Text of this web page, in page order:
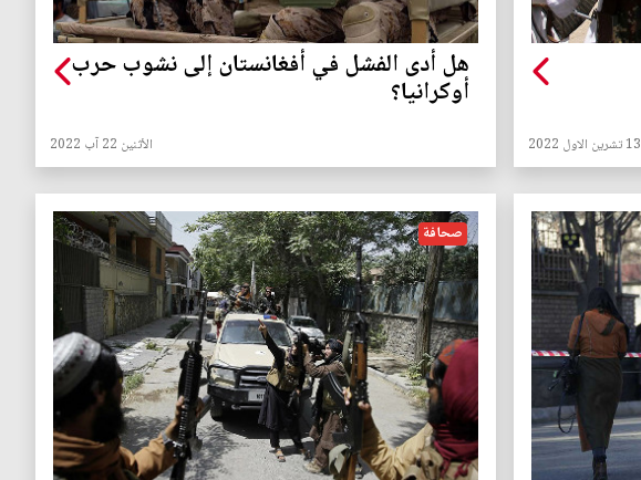
هل أدى الفشل في أفغانستان إلى نشوب حرب
أوكرانيا؟
الأثنين 22 آب 2022
صحافة